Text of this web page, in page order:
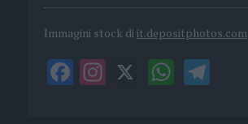
Immagini stock di it.depositphotos.com